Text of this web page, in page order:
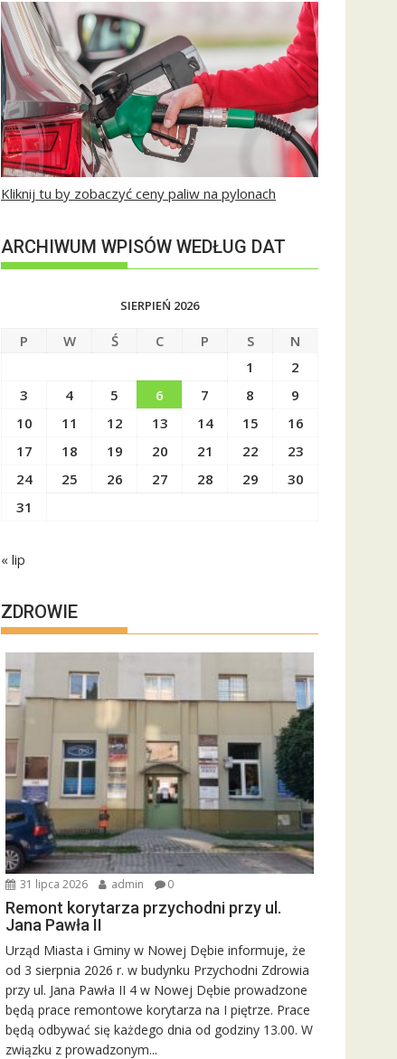
Kliknij tu by zobaczyć ceny paliw na pylonach
ARCHIWUM WPISÓW WEDŁUG DAT
SIERPIEŃ 2026
P W Ś C P S
N
1
2
3
4 5 6 7 8
9
10
11 12 13 14 15
16
17
18 19 20 21 22
23
24
25 26 27 28 29
30
31
« lip
ZDROWIE
31 lipca 2026 admin 0
Remont korytarza przychodni przy ul.
Jana Pawła II
Urząd Miasta i Gminy w Nowej Dębie informuje, że
od 3 sierpnia 2026 r. w budynku Przychodni Zdrowia
przy ul. Jana Pawła II 4 w Nowej Dębie prowadzone
będą prace remontowe korytarza na I piętrze. Prace
będą odbywać się każdego dnia od godziny 13.00. W
związku z prowadzonym...